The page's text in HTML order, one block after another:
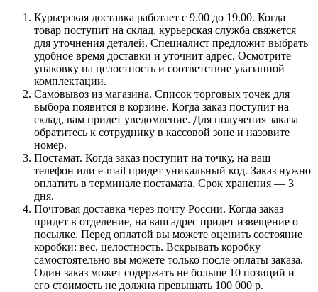
Курьерская доставка работает с 9.00 до 19.00. Когда
товар поступит на склад, курьерская служба свяжется
для уточнения деталей. Специалист предложит выбрать
удобное время доставки и уточнит адрес. Осмотрите
упаковку на целостность и соответствие указанной
комплектации.
Самовывоз из магазина. Список торговых точек для
выбора появится в корзине. Когда заказ поступит на
склад, вам придет уведомление. Для получения заказа
обратитесь к сотруднику в кассовой зоне и назовите
номер.
Постамат. Когда заказ поступит на точку, на ваш
телефон или e-mail придет уникальный код. Заказ нужно
оплатить в терминале постамата. Срок хранения — 3
дня.
Почтовая доставка через почту России. Когда заказ
придет в отделение, на ваш адрес придет извещение о
посылке. Перед оплатой вы можете оценить состояние
коробки: вес, целостность. Вскрывать коробку
самостоятельно вы можете только после оплаты заказа.
Один заказ может содержать не больше 10 позиций и
его стоимость не должна превышать 100 000 р.